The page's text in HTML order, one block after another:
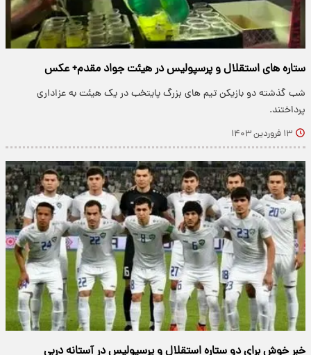
ستاره های استقلال و پرسپولیس در هیئت جواد مقدم+ عکس
شب گذشته دو بازیکن تیم های بزرگ پایتخب در یک هیئت به عزاداری
پرداختند.
۱۳ فروردین ۱۴۰۳
خبر خوش برای دو ستاره استقلال و پرسپولیس در آستانه دربی